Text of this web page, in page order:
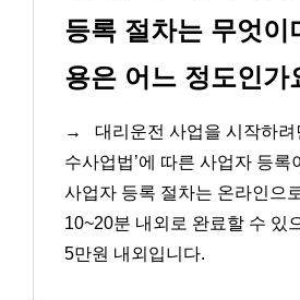
등록 절차는 무엇이
용은 어느 정도인가
→
대리운전 사업을 시작하려
수사업법’에 따른 사업자 등록
사업자 등록 절차는 온라인으
10~20분 내외로 완료할 수 있
5만원 내외입니다.